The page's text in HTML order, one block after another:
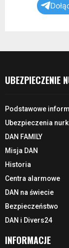
UBEZPIECZENIE
Podstawowe
Ubezpieczenia
DAN FAMILY
Misja DAN
Historia
Centra alarmowe
DAN na świecie
Bezpieczeństwo
DAN i Divers24
INFORMACJE